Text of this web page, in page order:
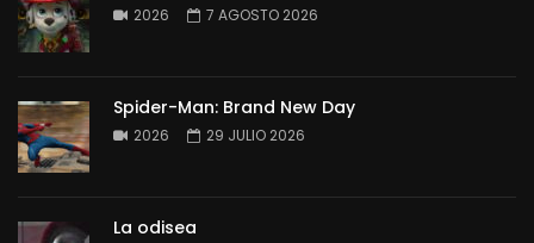
2026 7 AGOSTO 2026
Spider-Man: Brand New Day
2026 29 JULIO 2026
La odisea